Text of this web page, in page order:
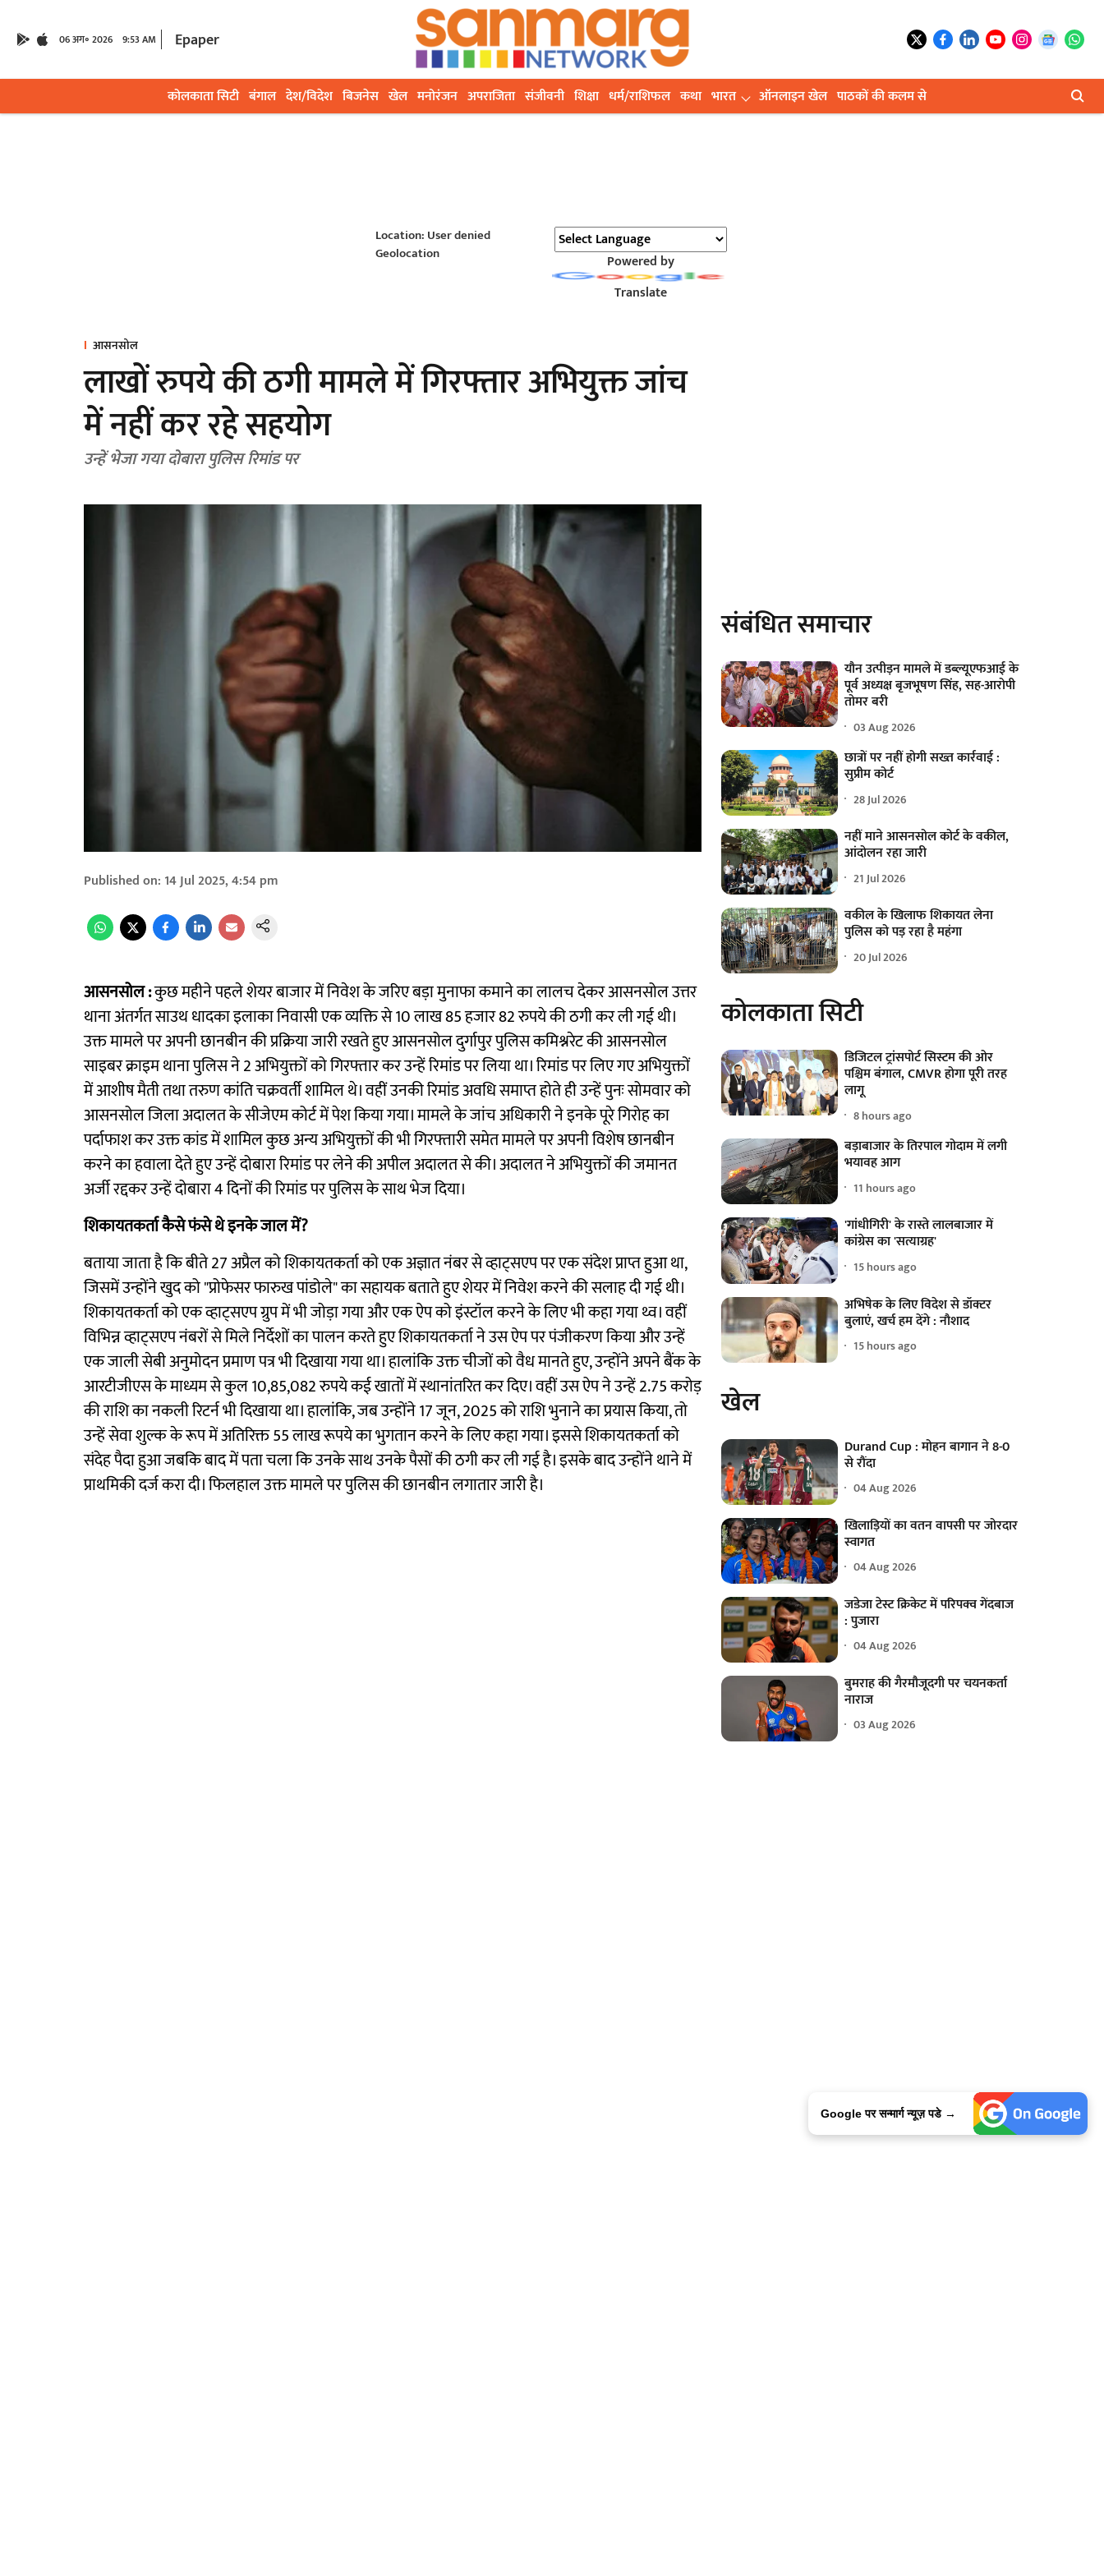
06 अग॰ 2026 9:53 AM Epaper
कोलकाता सिटी बंगाल देश/विदेश बिजनेस खेल मनोरंजन अपराजिता संजीवनी शिक्षा धर्म/राशिफल कथा भारत ऑनलाइन खेल पाठकों की कलम से
Location: User denied
Geolocation
Powered by
Translate
आसनसोल
लाखों रुपये की ठगी मामले में गिरफ्तार अभियुक्त जांच
में नहीं कर रहे सहयोग
उन्हें भेजा गया दोबारा पुलिस रिमांड पर
Published on: 14 Jul 2025, 4:54 pm
आसनसोल :कुछ महीने पहले शेयर बाजार में निवेश के जरिए बड़ा मुनाफा कमाने का लालच देकर आसनसोल उत्तर
थाना अंतर्गत साउथ धादका इलाका निवासी एक व्यक्ति से 10 लाख 85 हजार 82 रुपये की ठगी कर ली गई थी।
उक्त मामले पर अपनी छानबीन की प्रक्रिया जारी रखते हुए आसनसोल दुर्गापुर पुलिस कमिश्नरेट की आसनसोल
साइबर क्राइम थाना पुलिस ने 2 अभियुक्तों को गिरफ्तार कर उन्हें रिमांड पर लिया था। रिमांड पर लिए गए अभियुक्तों
में आशीष मैती तथा तरुण कांति चक्रवर्ती शामिल थे। वहीं उनकी रिमांड अवधि समाप्त होते ही उन्हें पुनः सोमवार को
आसनसोल जिला अदालत के सीजेएम कोर्ट में पेश किया गया। मामले के जांच अधिकारी ने इनके पूरे गिरोह का
पर्दाफाश कर उक्त कांड में शामिल कुछ अन्य अभियुक्तों की भी गिरफ्तारी समेत मामले पर अपनी विशेष छानबीन
करने का हवाला देते हुए उन्हें दोबारा रिमांड पर लेने की अपील अदालत से की। अदालत ने अभियुक्तों की जमानत
अर्जी रद्दकर उन्हें दोबारा 4 दिनों की रिमांड पर पुलिस के साथ भेज दिया।
शिकायतकर्ता कैसे फंसे थे इनके जाल में?
बताया जाता है कि बीते 27 अप्रैल को शिकायतकर्ता को एक अज्ञात नंबर से व्हाट्सएप पर एक संदेश प्राप्त हुआ था,
जिसमें उन्होंने खुद को "प्रोफेसर फारुख पांडोले" का सहायक बताते हुए शेयर में निवेश करने की सलाह दी गई थी।
शिकायतकर्ता को एक व्हाट्सएप ग्रुप में भी जोड़ा गया और एक ऐप को इंस्टॉल करने के लिए भी कहा गया थ्व। वहीं
विभिन्न व्हाट्सएप नंबरों से मिले निर्देशों का पालन करते हुए शिकायतकर्ता ने उस ऐप पर पंजीकरण किया और उन्हें
एक जाली सेबी अनुमोदन प्रमाण पत्र भी दिखाया गया था। हालांकि उक्त चीजों को वैध मानते हुए, उन्होंने अपने बैंक के
आरटीजीएस के माध्यम से कुल 10,85,082 रुपये कई खातों में स्थानांतरित कर दिए। वहीं उस ऐप ने उन्हें 2.75 करोड़
की राशि का नकली रिटर्न भी दिखाया था। हालांकि, जब उन्होंने 17 जून, 2025 को राशि भुनाने का प्रयास किया, तो
उन्हें सेवा शुल्क के रूप में अतिरिक्त 55 लाख रूपये का भुगतान करने के लिए कहा गया। इससे शिकायतकर्ता को
संदेह पैदा हुआ जबकि बाद में पता चला कि उनके साथ उनके पैसों की ठगी कर ली गई है। इसके बाद उन्होंने थाने में
प्राथमिकी दर्ज करा दी। फिलहाल उक्त मामले पर पुलिस की छानबीन लगातार जारी है।
संबंधित समाचार
यौन उत्पीड़न मामले में डब्ल्यूएफआई के
पूर्व अध्यक्ष बृजभूषण सिंह, सह-आरोपी
तोमर बरी
03 Aug 2026
छात्रों पर नहीं होगी सख्त कार्रवाई :
सुप्रीम कोर्ट
28 Jul 2026
नहीं माने आसनसोल कोर्ट के वकील,
आंदोलन रहा जारी
21 Jul 2026
वकील के खिलाफ शिकायत लेना
पुलिस को पड़ रहा है महंगा
20 Jul 2026
कोलकाता सिटी
डिजिटल ट्रांसपोर्ट सिस्टम की ओर
पश्चिम बंगाल, CMVR होगा पूरी तरह
लागू
8 hours ago
बड़ाबाजार के तिरपाल गोदाम में लगी
भयावह आग
11 hours ago
'गांधीगिरी' के रास्ते लालबाजार में
कांग्रेस का 'सत्याग्रह'
15 hours ago
अभिषेक के लिए विदेश से डॉक्टर
बुलाएं, खर्च हम देंगे : नौशाद
15 hours ago
खेल
Durand Cup : मोहन बागान ने 8-0
से रौंदा
04 Aug 2026
खिलाड़ियों का वतन वापसी पर जोरदार
स्वागत
04 Aug 2026
जडेजा टेस्ट क्रिकेट में परिपक्व गेंदबाज
: पुजारा
04 Aug 2026
बुमराह की गैरमौजूदगी पर चयनकर्ता
नाराज
03 Aug 2026
Google पर सन्मार्ग न्यूज़ पडे →